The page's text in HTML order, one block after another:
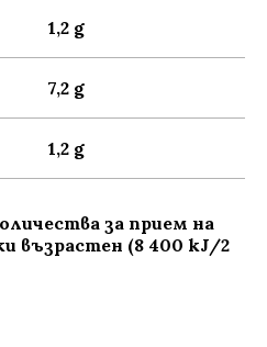
1,2 g
7,2 g
1,2 g
за прием на
възрастен (8 400 kJ/2